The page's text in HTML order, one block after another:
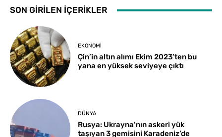
SON GİRİLEN İÇERİKLER
EKONOMI
Çin’in altın alımı Ekim 2023’ten bu
yana en yüksek seviyeye çıktı
DÜNYA
Rusya: Ukrayna’nın askeri yük
taşıyan 3 gemisini Karadeniz’de